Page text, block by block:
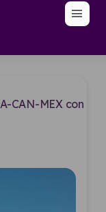
menu
CAN-MEX con